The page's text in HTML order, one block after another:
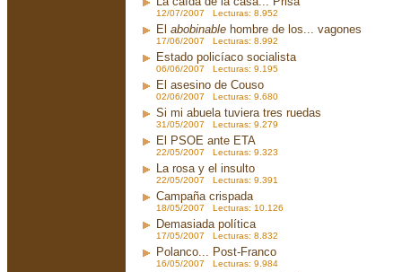
12/07/2007 Lecturas: 8.952
El abobinable hombre de los... vagones
17/06/2007 Lecturas: 8.992
Estado policíaco socialista
06/06/2007 Lecturas: 9.195
El asesino de Couso
02/06/2007 Lecturas: 9.680
Si mi abuela tuviera tres ruedas
31/05/2007 Lecturas: 9.279
El PSOE ante ETA
22/05/2007 Lecturas: 9.323
La rosa y el insulto
22/05/2007 Lecturas: 9.391
Campaña crispada
18/05/2007 Lecturas: 10.126
Demasiada política
17/05/2007 Lecturas: 8.832
Polanco... Post-Franco
16/05/2007 Lecturas: 9.984